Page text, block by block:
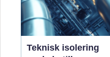
Teknisk isolering